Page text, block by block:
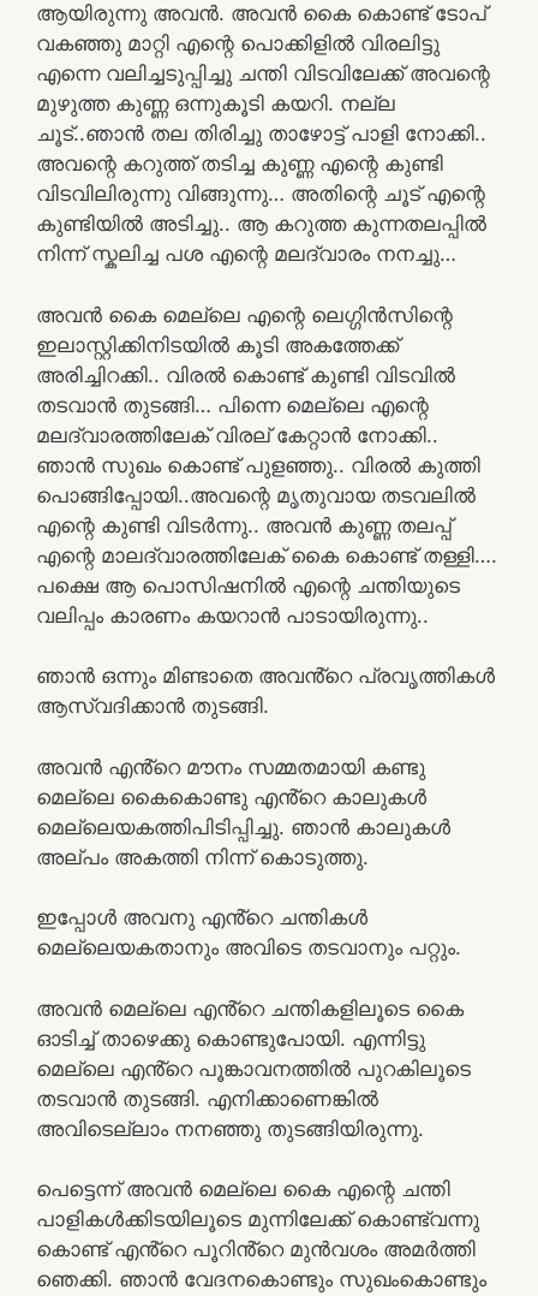
ആയിരുന്നു അവൻ. അവൻ കൈ കൊണ്ട് ടോപ്
വകഞ്ഞു മാറ്റി എന്റെ പൊക്കിളിൽ വിരലിട്ടു
എന്നെ വലിച്ചടുപ്പിച്ചു ചന്തി വിടവിലേക്ക് അവന്റെ
മുഴുത്ത കുണ്ണ ഒന്നുകൂടി കയറി. നല്ല
ചൂട്..ഞാൻ തല തിരിച്ചു താഴോട്ട് പാളി നോക്കി..
അവന്റെ കറുത്ത് തടിച്ച കുണ്ണ എന്റെ കുണ്ടി
വിടവിലിരുന്നു വിങ്ങുന്നു… അതിന്റെ ചൂട് എന്റെ
കുണ്ടിയിൽ അടിച്ചു.. ആ കറുത്ത കുന്നതലപ്പിൽ
നിന്ന് സ്കലിച്ച പശ എന്റെ മലദ്വാരം നനച്ചു…
അവൻ കൈ മെല്ലെ എന്റെ ലെഗ്ഗിൻസിന്റെ
ഇലാസ്റ്റിക്കിനിടയിൽ കൂടി അകത്തേക്ക്
അരിച്ചിറക്കി.. വിരൽ കൊണ്ട് കുണ്ടി വിടവിൽ
തടവാൻ തുടങ്ങി… പിന്നെ മെല്ലെ എന്റെ
മലദ്വാരത്തിലേക് വിരല് കേറ്റാൻ നോക്കി..
ഞാൻ സുഖം കൊണ്ട് പുളഞ്ഞു.. വിരൽ കുത്തി
പൊങ്ങിപ്പോയി..അവന്റെ മൃതുവായ തടവലിൽ
എന്റെ കുണ്ടി വിടർന്നു.. അവൻ കുണ്ണ തലപ്പ്
എന്റെ മാലദ്വാരത്തിലേക് കൈ കൊണ്ട് തള്ളി….
പക്ഷെ ആ പൊസിഷനിൽ എന്റെ ചന്തിയുടെ
വലിപ്പം കാരണം കയറാൻ പാടായിരുന്നു..
ഞാൻ ഒന്നും മിണ്ടാതെ അവൻ്റെ പ്രവൃത്തികൾ
ആസ്വദിക്കാൻ തുടങ്ങി.
അവൻ എൻ്റെ മൗനം സമ്മതമായി കണ്ടു
മെല്ലെ കൈകൊണ്ടു എൻ്റെ കാലുകൾ
മെല്ലെയകത്തിപിടിപ്പിച്ചു. ഞാൻ കാലുകൾ
അല്പം അകത്തി നിന്ന് കൊടുത്തു.
ഇപ്പോൾ അവനു എൻ്റെ ചന്തികൾ
മെല്ലെയകതാനും അവിടെ തടവാനും പറ്റും.
അവൻ മെല്ലെ എൻ്റെ ചന്തികളിലൂടെ കൈ
ഓടിച്ച് താഴെക്കു കൊണ്ടുപോയി. എന്നിട്ടു
മെല്ലെ എൻ്റെ പൂങ്കാവനത്തിൽ പുറകിലൂടെ
തടവാൻ തുടങ്ങി. എനിക്കാണെങ്കിൽ
അവിടെല്ലാം നനഞ്ഞു തുടങ്ങിയിരുന്നു.
പെട്ടെന്ന് അവൻ മെല്ലെ കൈ എന്റെ ചന്തി
പാളികൾക്കിടയിലൂടെ മുന്നിലേക്ക് കൊണ്ട്വന്നു
കൊണ്ട് എൻ്റെ പൂറിൻ്റെ മുൻവശം അമർത്തി
ഞെക്കി. ഞാൻ വേദനകൊണ്ടും സുഖംകൊണ്ടും